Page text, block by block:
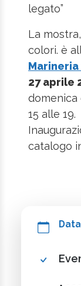
legato”
La
colori. è
27 aprile
domenica
15 alle 19.
catalogo